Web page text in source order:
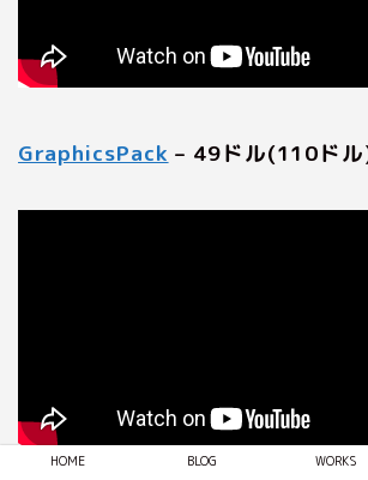
GraphicsPack – 49ドル(110ド
HOME BLOG WORKS